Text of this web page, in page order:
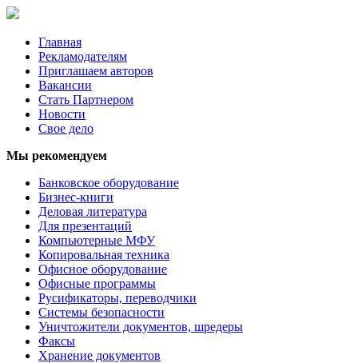
Главная
Рекламодателям
Приглашаем авторов
Вакансии
Стать Партнером
Новости
Свое дело
Мы рекомендуем
Банковское оборудование
Бизнес-книги
Деловая литература
Для презентаций
Компьютерные МФУ
Копировальная техника
Офисное оборудование
Офисные программы
Русификаторы, переводчики
Системы безопасности
Уничтожители документов, шредеры
Факсы
Хранение документов